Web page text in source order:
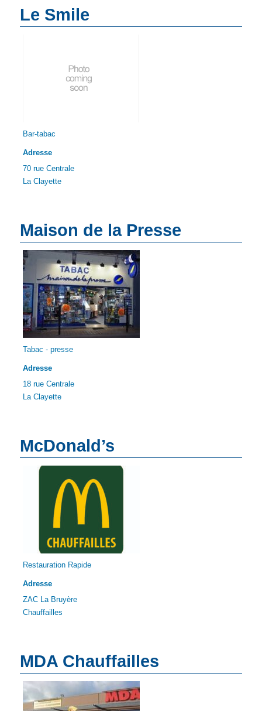
Le Smile
Bar-tabac
Adresse
70 rue Centrale
La Clayette
Maison de la Presse
Tabac - presse
Adresse
18 rue Centrale
La Clayette
McDonald’s
Restauration Rapide
Adresse
ZAC La Bruyère
Chauffailles
MDA Chauffailles